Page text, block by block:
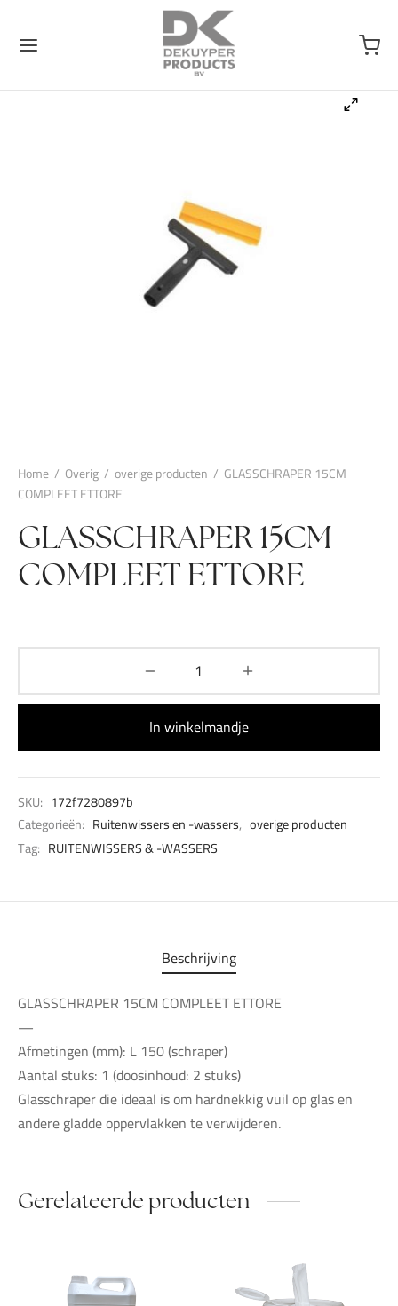
Home / Overig / overige producten / GLASSCHRAPER 15CM
COMPLEET ETTORE
GLASSCHRAPER 15CM
COMPLEET ETTORE
In winkelmandje
SKU: 172f7280897b
Categorieën: Ruitenwissers en -wassers, overige producten
Tag: RUITENWISSERS & -WASSERS
Beschrijving
GLASSCHRAPER 15CM COMPLEET ETTORE
—
Afmetingen (mm): L 150 (schraper)
Aantal stuks: 1 (doosinhoud: 2 stuks)
Glasschraper die ideaal is om hardnekkig vuil op glas en
andere gladde oppervlakken te verwijderen.
Gerelateerde producten